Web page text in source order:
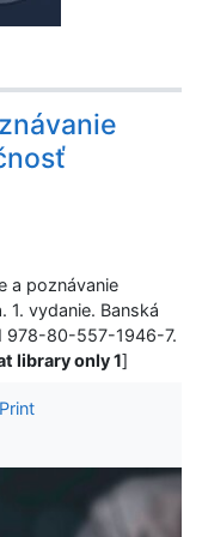
a poznávanie
vydanie. Banská
978-80-557-1946-7.
library only 1]
Print